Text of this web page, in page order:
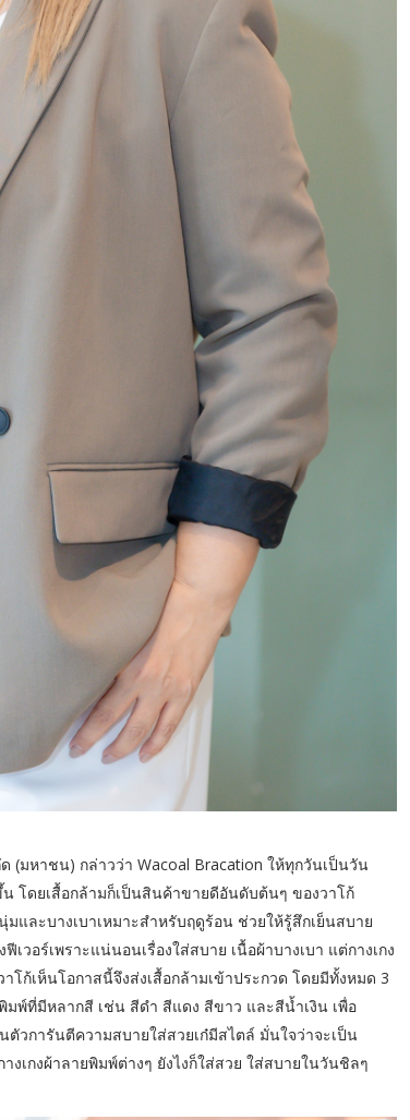
(มหาชน) กล่าวว่า Wacoal Bracation ให้ทุกวันเป็นวัน
โดยเสื้อกล้ามก็เป็นสินค้าขายดีอันดับต้นๆ ของวาโก้
และบางเบาเหมาะสำหรับฤดูร้อน ช่วยให้รู้สึกเย็นสบาย
วอร์เพราะแน่นอนเรื่องใส่สบาย เนื้อผ้าบางเบา แต่กางเกง
โก้เห็นโอกาสนี้จึงส่งเสื้อกล้ามเข้าประกวด โดยมีทั้งหมด 3
มพ์ที่มีหลากสี เช่น สีดำ สีแดง สีขาว และสีน้ำเงิน เพื่อ
วการันตีความสบายใส่สวยเก๋มีสไตล์ มั่นใจว่าจะเป็น
งเกงผ้าลายพิมพ์ต่างๆ ยังไงก็ใส่สวย ใส่สบายในวันชิลๆ